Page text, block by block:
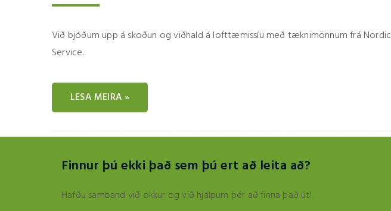
Við bjóðum upp á skoðun og viðhald á lofttæmissíu með tæknimönnum frá Nordic
Service.
LESA MEIRA »
Finnur þú ekki það sem þú ert að leita að?
Hafðu samband við okkur og við hjálpum þér að finna það út!